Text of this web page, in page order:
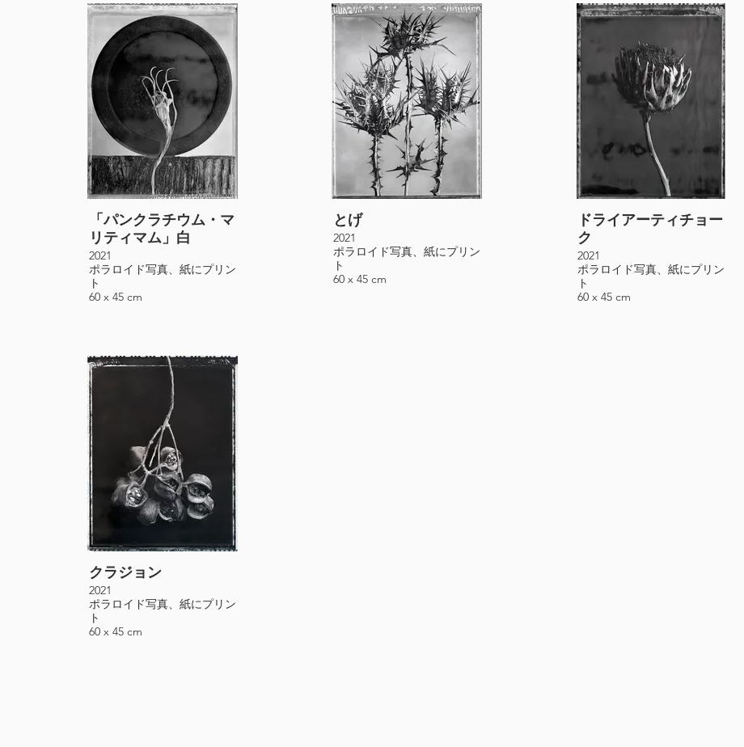
「パンクラチウム・マ
リティマム」白
2021
ポラロイド写真、紙にプリン
ト
60 x 45 cm
とげ
2021
ポラロイド写真、紙にプリン
ト
60 x 45 cm
ドライアーティチョー
ク
2021
ポラロイド写真、紙にプリン
ト
60 x 45 cm
クラジョン
2021
ポラロイド写真、紙にプリン
ト
60 x 45 cm